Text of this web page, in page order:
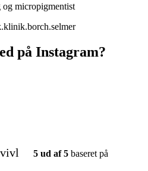
micropigmentist
på Instagram?
5 ud af 5 baseret på